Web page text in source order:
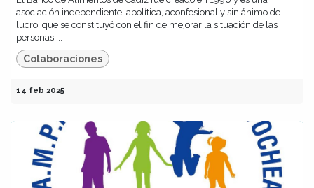
asociación independiente, apolítica, aconfesional y sin ánimo de
lucro, que se constituyó con el fin de mejorar la situación de las
personas ...
Colaboraciones
14 feb 2025